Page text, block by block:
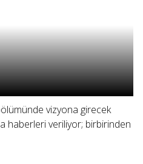
vizyona girecek
haberleri veriliyor; birbirinden